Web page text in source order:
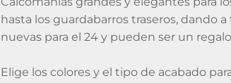
hasta los guardabarros traseros, dando
nuevas para el 24 y pueden ser un
Elige los colores y el tipo de acabado